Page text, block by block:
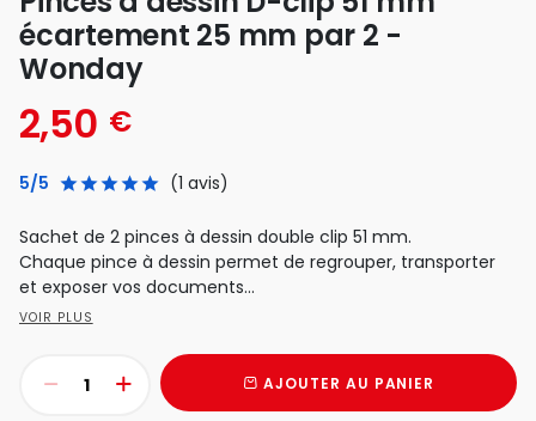
écartement 25 mm par 2 -
Wonday
2,50 €
5/5 (1 avis)
Sachet de 2 pinces à dessin double clip 51 mm.
Chaque pince à dessin permet de regrouper, transporter
et exposer vos documents...
VOIR PLUS
AJOUTER AU PANIER